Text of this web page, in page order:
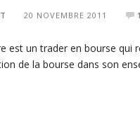
20 NOVEMBRE 2011 1
est un trader en bourse qui
de la bourse dans son